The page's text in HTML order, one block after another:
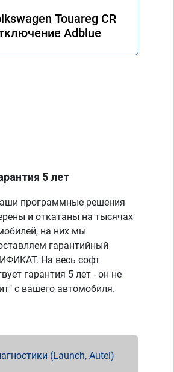
Touareg CR
Adblue
5 лет
программные решения
и откатаны на тысячах
на них мы
гарантийный
На весь софт
гарантия 5 лет - он не
с вашего автомобиля.
(Launch, Autel)